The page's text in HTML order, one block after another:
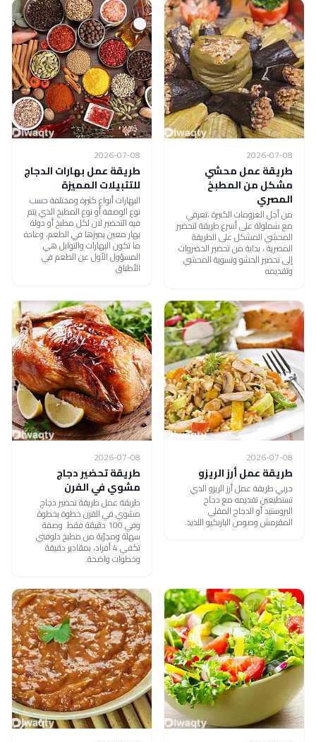
2026-07-08
طريقة عمل محشي
مشكل من المطبخ
المصري
من أجل العزومات الكبيرة ،تعرفي
مع شملولة على أسرع طريقة لتحضير
المحشي المشكل على الطريقة
المصرية ، بداية من تحضير الخضروات
إلى تحضير الحشو وتسوية المحشي
وتقديمه
2026-07-08
طريقة عمل بهارات الدجاج
للتتبيلات المميزة
البهارات أنواع كثيرة ومختلفة حسب
نوع الوصفة أو نوع المطبخ الذي يتم
فيه التحضير لان لكل مطبخ أو دولة
بهار معين يميزها في الطعم، وعادة
ما تكون البهارات والتوابل هي
المسؤول الأول عن الطعم في
الأطباق
2026-07-08
طريقة عمل أرز الريزو
جربي طريقة عمل أرز الريزو الذي
تستطيعين تقديمه مع دجاج
البروستيد أو الدجاج المقلي
المقرمش وصوص الباربكيو اللذيذ.
2026-07-08
طريقة تحضير دجاج
مشوي في الفرن
طريقة عمل طريقة تحضير دجاج
مشوي في الفرن خطوة بخطوة
وفي 100 دقيقة فقط. وصفة
سهلة ومجرّبة من مطبخ دلوقتي
تكفي 4 أفراد، بمقادير دقيقة
وخطوات واضحة.